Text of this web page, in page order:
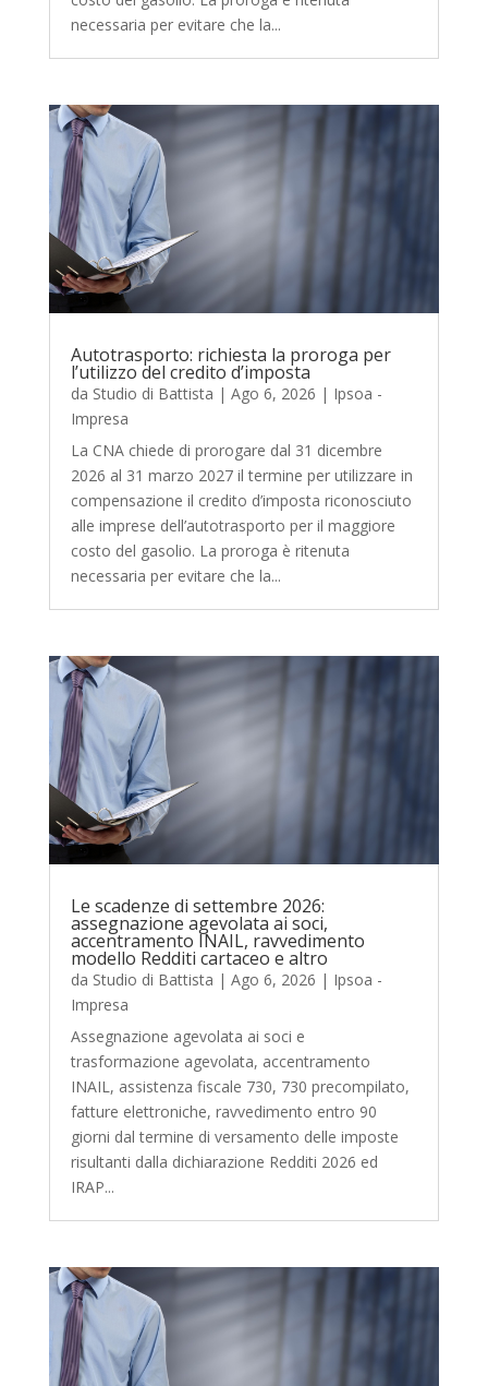
necessaria per evitare che la...
Autotrasporto: richiesta la proroga per
l’utilizzo del credito d’imposta
da Studio di Battista | Ago 6, 2026 | Ipsoa -
Impresa
La CNA chiede di prorogare dal 31 dicembre
2026 al 31 marzo 2027 il termine per utilizzare in
compensazione il credito d’imposta riconosciuto
alle imprese dell’autotrasporto per il maggiore
costo del gasolio. La proroga è ritenuta
necessaria per evitare che la...
Le scadenze di settembre 2026:
assegnazione agevolata ai soci,
accentramento INAIL, ravvedimento
modello Redditi cartaceo e altro
da Studio di Battista | Ago 6, 2026 | Ipsoa -
Impresa
Assegnazione agevolata ai soci e
trasformazione agevolata, accentramento
INAIL, assistenza fiscale 730, 730 precompilato,
fatture elettroniche, ravvedimento entro 90
giorni dal termine di versamento delle imposte
risultanti dalla dichiarazione Redditi 2026 ed
IRAP...